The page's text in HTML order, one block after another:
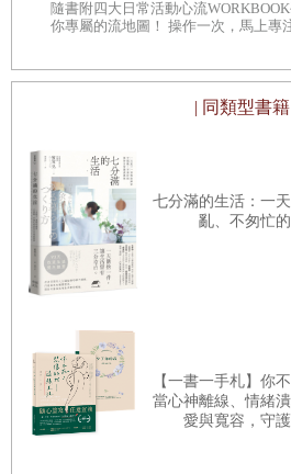
巴上嚷嚷：「啊，再活也沒幾年了
日子？難道真的不怕死嗎？」這個
老人行為學的基礎──老人心理學。
開這個謎呢？
正在為生活打拚的我們，一想到
過活呢？我們就從這個謎題談起吧！
一、為何只會記得美好的回憶呢？
隨書附四大日常活動心流
你專屬的流地圖！ 操作一次，馬上專
| 同類型書籍
七分滿的生活：一
亂、不匆忙
【一書一手札】你
當心神離線、情緒
愛與寬容，守